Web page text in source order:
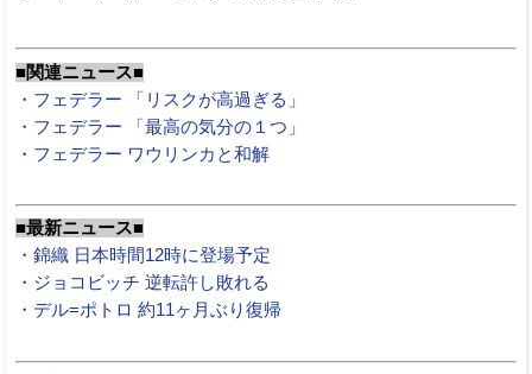
■関連ニュース■
・フェデラー 「リスクが高過ぎる」
・フェデラー 「最高の気分の１つ」
・フェデラー ワウリンカと和解
■最新ニュース■
・錦織 日本時間12時に登場予定
・ジョコビッチ 逆転許し敗れる
・デル=ポトロ 約11ヶ月ぶり復帰